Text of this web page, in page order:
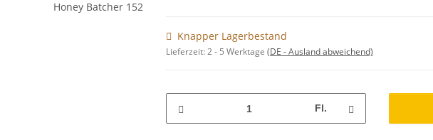
Knapper Lagerbestand
Lieferzeit:2 - 5 Werktage (DE - Ausland abweichend)
Fl.